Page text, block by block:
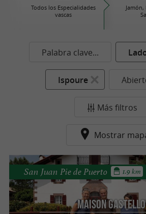
Todos los Especialidades
vascas
Palabra clave...
Ispoure
Más filtros
Mostrar
Maison
San Juan Pie de Puerto 1.9 km